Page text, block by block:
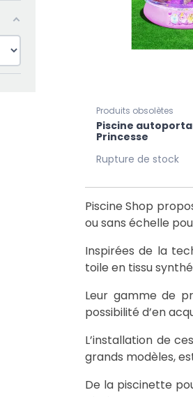
Produits obsolètes
Piscine
Princesse
Rupture de stock
Piscine Shop
ou sans échelle
Inspirées de la
toile en tissu
Leur gamme de
possibilité d’en
L’installation de
grands modèles,
De la piscinette